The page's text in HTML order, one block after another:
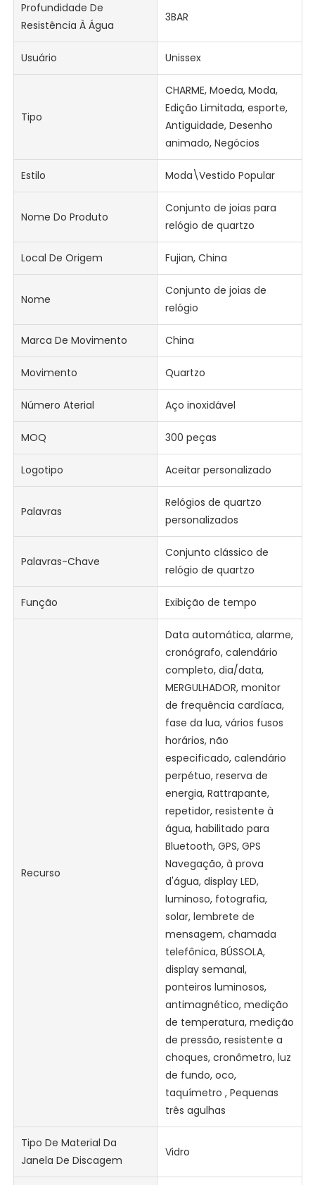
Profundidade De
Resistência À Água
3BAR
Usuário Unissex
Tipo
CHARME, Moeda, Moda,
Edição Limitada, esporte,
Antiguidade, Desenho
animado, Negócios
Estilo Moda\Vestido Popular
Nome Do Produto
Conjunto de joias para
relógio de quartzo
Local De Origem Fujian, China
Nome
Conjunto de joias de
relógio
Marca De Movimento China
Movimento Quartzo
Número Aterial Aço inoxidável
MOQ 300 peças
Logotipo Aceitar personalizado
Palavras
Relógios de quartzo
personalizados
Palavras-Chave
Conjunto clássico de
relógio de quartzo
Função Exibição de tempo
Recurso
Data automática, alarme,
cronógrafo, calendário
completo, dia/data,
MERGULHADOR, monitor
de frequência cardíaca,
fase da lua, vários fusos
horários, não
especificado, calendário
perpétuo, reserva de
energia, Rattrapante,
repetidor, resistente à
água, habilitado para
Bluetooth, GPS, GPS
Navegação, à prova
d'água, display LED,
luminoso, fotografia,
solar, lembrete de
mensagem, chamada
telefônica, BÚSSOLA,
display semanal,
ponteiros luminosos,
antimagnético, medição
de temperatura, medição
de pressão, resistente a
choques, cronômetro, luz
de fundo, oco,
taquímetro , Pequenas
três agulhas
Tipo De Material Da
Janela De Discagem
Vidro